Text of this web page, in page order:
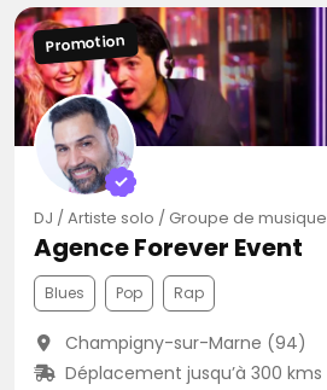
Promotion
DJ / Artiste solo / Groupe de musique
Agence Forever Event
Blues Pop Rap
Champigny-sur-Marne (94)
Déplacement jusqu’à 300 kms